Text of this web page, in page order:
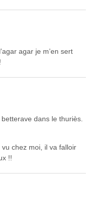
agar je m’en sert
dans le thuriès.
chez moi, il va falloir
!!